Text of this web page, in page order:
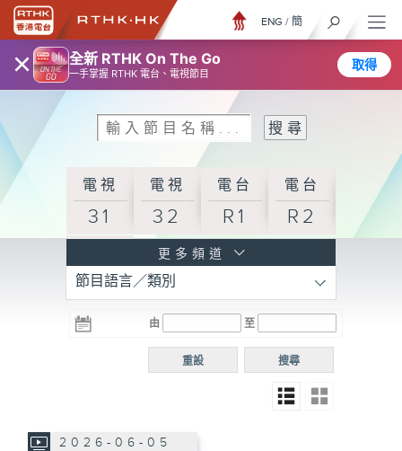
× 全新 RTHK On The Go
一手掌握 RTHK 電台、電視節目
取得
ENG / 簡
電視
31
電視
32
電台
R1
電台
R2
R3
電台 電台
R5
電台
普通
更多頻道
節目語言／類別
由 至
搜尋
重設
2026-06-05